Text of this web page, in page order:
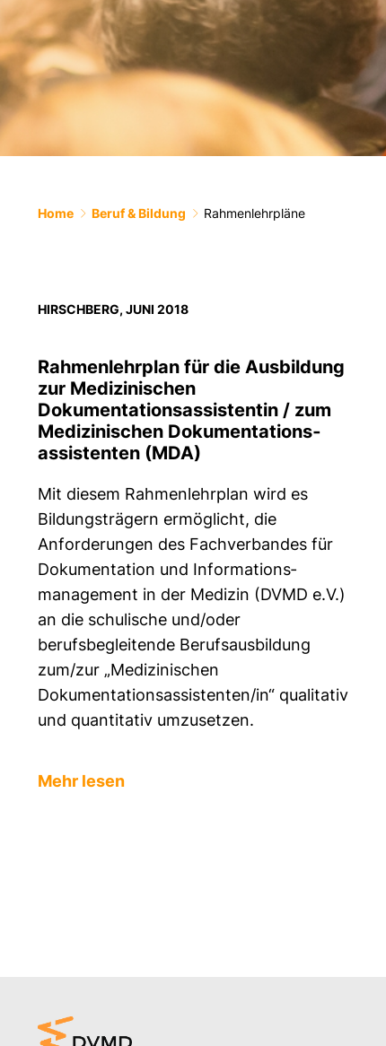
Home Beruf & Bildung Rahmenlehrpläne
HIRSCHBERG, JUNI 2018
Rahmenlehrplan für die Ausbildung
zur Medizinischen
Dokumentationsassistentin / zum
Medizinischen Dokumentations­
assistenten (MDA)
Mit diesem Rahmenlehrplan wird es
Bildungsträgern ermöglicht, die
Anforderungen des Fachverbandes für
Dokumentation und Informations­
management in der Medizin (DVMD e.V.)
an die schulische und/oder
berufsbegleitende Berufsausbildung
zum/zur „Medizinischen
Dokumentationsassistenten/in“ qualitativ
und quantitativ umzusetzen.
Mehr lesen